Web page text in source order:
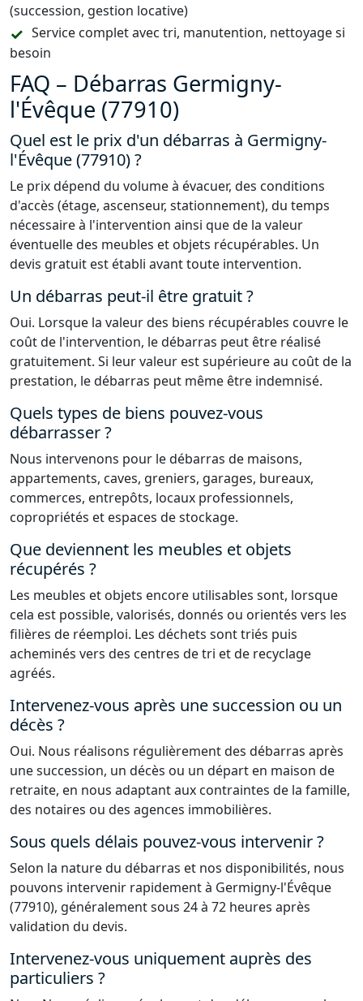
(succession, gestion locative)
Service complet avec tri, manutention, nettoyage si
besoin
FAQ – Débarras Germigny-
l'Évêque (77910)
Quel est le prix d'un débarras à Germigny-
l'Évêque (77910) ?
Le prix dépend du volume à évacuer, des conditions
d'accès (étage, ascenseur, stationnement), du temps
nécessaire à l'intervention ainsi que de la valeur
éventuelle des meubles et objets récupérables. Un
devis gratuit est établi avant toute intervention.
Un débarras peut-il être gratuit ?
Oui. Lorsque la valeur des biens récupérables couvre le
coût de l'intervention, le débarras peut être réalisé
gratuitement. Si leur valeur est supérieure au coût de la
prestation, le débarras peut même être indemnisé.
Quels types de biens pouvez-vous
débarrasser ?
Nous intervenons pour le débarras de maisons,
appartements, caves, greniers, garages, bureaux,
commerces, entrepôts, locaux professionnels,
copropriétés et espaces de stockage.
Que deviennent les meubles et objets
récupérés ?
Les meubles et objets encore utilisables sont, lorsque
cela est possible, valorisés, donnés ou orientés vers les
filières de réemploi. Les déchets sont triés puis
acheminés vers des centres de tri et de recyclage
agréés.
Intervenez-vous après une succession ou un
décès ?
Oui. Nous réalisons régulièrement des débarras après
une succession, un décès ou un départ en maison de
retraite, en nous adaptant aux contraintes de la famille,
des notaires ou des agences immobilières.
Sous quels délais pouvez-vous intervenir ?
Selon la nature du débarras et nos disponibilités, nous
pouvons intervenir rapidement à Germigny-l'Évêque
(77910), généralement sous 24 à 72 heures après
validation du devis.
Intervenez-vous uniquement auprès des
particuliers ?